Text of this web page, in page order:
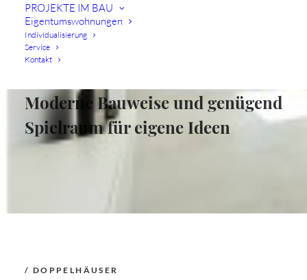
PROJEKTE IM BAU
Eigentumswohnungen
Individualisierung
Service
Kontakt
Wer sich für livicsbau
entscheidet,
Moderne Bauweise und genügend
Spielraum für eigene Ideen
/ DOPPELHÄUSER